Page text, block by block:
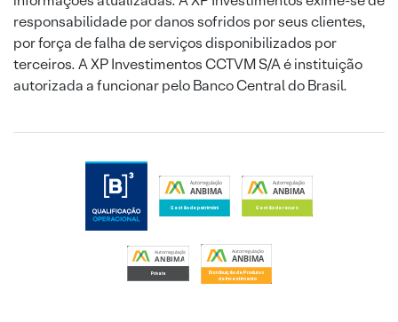
responsabilidade por danos sofridos por seus clientes,
por força de falha de serviços disponibilizados por
terceiros. A XP Investimentos CCTVM S/A é instituição
autorizada a funcionar pelo Banco Central do Brasil.